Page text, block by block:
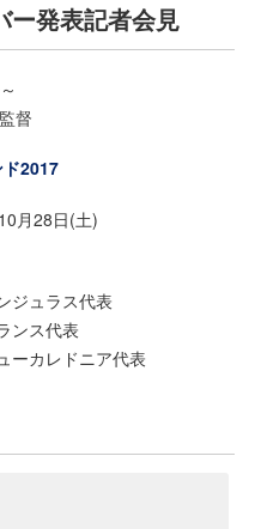
発表記者会見
督
2017
月28日(土)
ジュラス代表
ンス代表
ーカレドニア代表